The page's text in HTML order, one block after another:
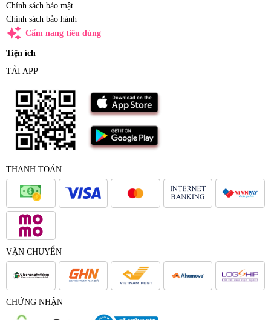
Chính sách bảo mật
Chính sách bảo hành
auto_awesome Cẩm nang tiêu dùng
Tiện ích
TẢI APP
THANH TOÁN
VẬN CHUYỂN
CHỨNG NHẬN